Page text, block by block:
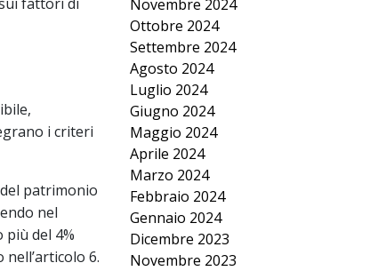
i criteri
patrimonio
nel
più del 4%
6.
Novembre 2024
Ottobre 2024
Settembre 2024
Agosto 2024
Luglio 2024
Giugno 2024
Maggio 2024
Aprile 2024
Marzo 2024
Febbraio 2024
Gennaio 2024
Dicembre 2023
Novembre 2023